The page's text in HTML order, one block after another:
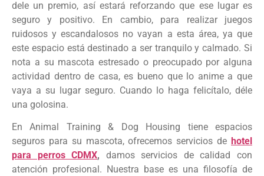
dele un premio, así estará reforzando que ese lugar es
seguro y positivo. En cambio, para realizar juegos
ruidosos y escandalosos no vayan a esta área, ya que
este espacio está destinado a ser tranquilo y calmado. Si
nota a su mascota estresado o preocupado por alguna
actividad dentro de casa, es bueno que lo anime a que
vaya a su lugar seguro. Cuando lo haga felicítalo, déle
una golosina.
En Animal Training & Dog Housing tiene espacios
seguros para su mascota, ofrecemos servicios de hotel
para perros CDMX, damos servicios de calidad con
atención profesional. Nuestra base es una filosofía de